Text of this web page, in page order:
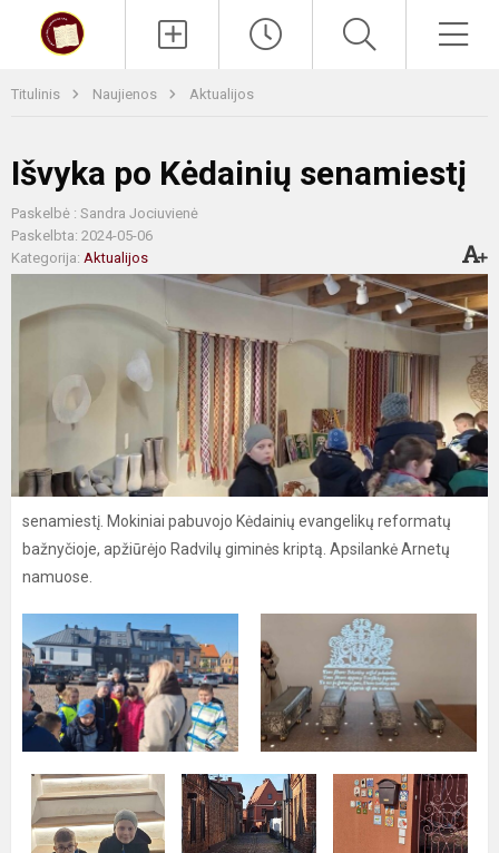
Titulinis Naujienos Aktualijos
Išvyka po Kėdainių senamiestį
Paskelbė : Sandra Jociuvienė
Paskelbta: 2024-05-06
Kategorija: Aktualijos
senamiestį. Mokiniai pabuvojo Kėdainių evangelikų reformatų
bažnyčioje, apžiūrėjo Radvilų giminės kriptą. Apsilankė Arnetų
namuose.